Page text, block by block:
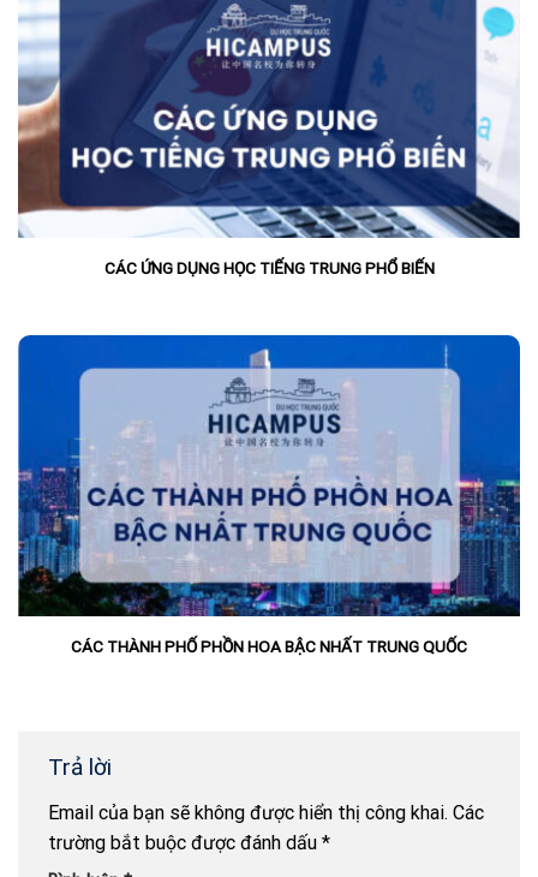
CÁC ỨNG DỤNG HỌC TIẾNG TRUNG PHỔ BIẾN
CÁC THÀNH PHỐ PHỒN HOA BẬC NHẤT TRUNG QUỐC
Trả lời
Email của bạn sẽ không được hiển thị công khai. Các
trường bắt buộc được đánh dấu *